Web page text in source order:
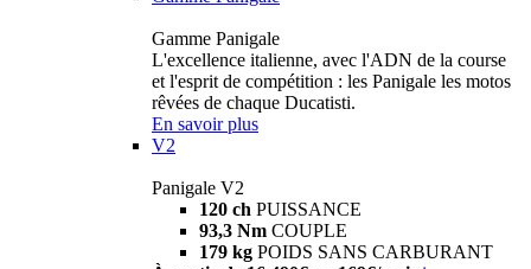
Gamme Panigale
L'excellence italienne, avec l'ADN de la course
et l'esprit de compétition : les Panigale les motos
rêvées de chaque Ducatisti.
En savoir plus
V2
Panigale V2
120 ch PUISSANCE
93,3 Nm COUPLE
179 kg POIDS SANS CARBURANT